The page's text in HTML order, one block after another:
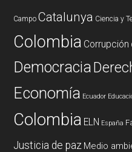
Campo Catalunya Ciencia y
Colombia Corrupción
Democracia
Economía Ecuador
Colombia ELN España
Justicia de paz Medio